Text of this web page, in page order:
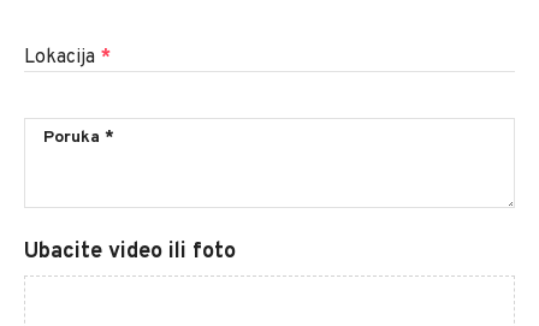
Lokacija *
Ubacite video ili foto